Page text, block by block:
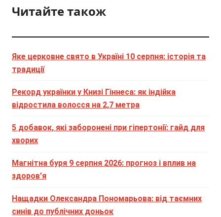
Читайте також
Яке церковне свято в Україні 10 серпня: історія та
традиції
Рекорд українки у Книзі Гіннеса: як індійка
відростила волосся на 2,7 метра
5 добавок, які заборонені при гіпертонії: гайд для
хворих
Магнітна буря 9 серпня 2026: прогноз і вплив на
здоров'я
Нащадки Олександра Пономарьова: від таємних
синів до публічних доньок